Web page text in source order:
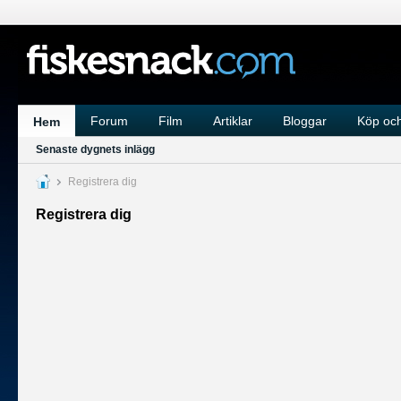
Hem Forum Film Artiklar Bloggar Köp
Senaste dygnets inlägg
Registrera dig
Registrera dig